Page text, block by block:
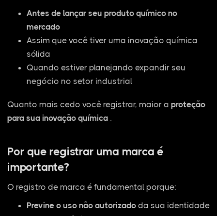
Antes de lançar seu produto químico no
mercado
Assim que você tiver uma inovação química
sólida
Quando estiver planejando expandir seu
negócio no setor industrial
Quanto mais cedo você registrar, maior a proteção
para sua inovação química .
Por que registrar uma marca é
importante?
O registro de marca é fundamental porque:
Previne o uso não autorizado da sua identidade